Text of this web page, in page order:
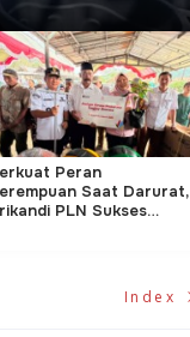
Peran
Saat Darurat,
PLN Sukses
Index